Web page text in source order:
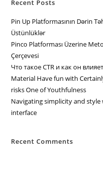
Recent Posts
Pin Up Platformasının Dərin
Üstünlüklər
Pinco Platforması Üzerine
Çerçevesi
Что такое CTR и как он
Material Have fun with
risks One of Youthfulness
Navigating simplicity and style
interface
Recent Comments